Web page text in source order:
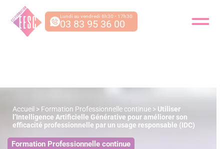
Lundi au vendredi 8h30 - 17h30
03 83 95 36 00
Accueil > Formation Professionnelle continue > Utiliser
l’Intelligence Artificielle Générative pour améliorer son
efficacité professionnelle par un usage responsable (IDC)
Formation Professionnelle continue